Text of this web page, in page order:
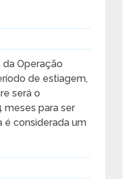
da Operação
de estiagem,
será o
meses para ser
é considerada um